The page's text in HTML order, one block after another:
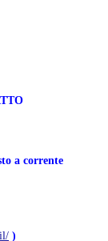
a corrente
)